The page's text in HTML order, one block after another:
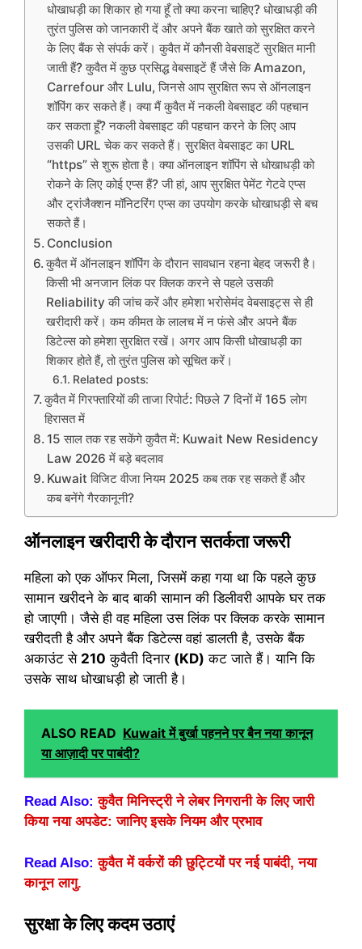
धोखाधड़ी का शिकार हो गया हूँ तो क्या करना चाहिए? धोखाधड़ी की
तुरंत पुलिस को जानकारी दें और अपने बैंक खाते को सुरक्षित करने
के लिए बैंक से संपर्क करें। कुवैत में कौनसी वेबसाइटें सुरक्षित मानी
जाती हैं? कुवैत में कुछ प्रसिद्ध वेबसाइटें हैं जैसे कि Amazon,
Carrefour और Lulu, जिनसे आप सुरक्षित रूप से ऑनलाइन
शॉपिंग कर सकते हैं। क्या मैं कुवैत में नकली वेबसाइट की पहचान
कर सकता हूँ? नकली वेबसाइट की पहचान करने के लिए आप
उसकी URL चेक कर सकते हैं। सुरक्षित वेबसाइट का URL
“https” से शुरू होता है। क्या ऑनलाइन शॉपिंग से धोखाधड़ी को
रोकने के लिए कोई एप्स हैं? जी हां, आप सुरक्षित पेमेंट गेटवे एप्स
और ट्रांजैक्शन मॉनिटरिंग एप्स का उपयोग करके धोखाधड़ी से बच
सकते हैं।
Conclusion
कुवैत में ऑनलाइन शॉपिंग के दौरान सावधान रहना बेहद जरूरी है।
किसी भी अनजान लिंक पर क्लिक करने से पहले उसकी
Reliability की जांच करें और हमेशा भरोसेमंद वेबसाइट्स से ही
खरीदारी करें। कम कीमत के लालच में न फंसे और अपने बैंक
डिटेल्स को हमेशा सुरक्षित रखें। अगर आप किसी धोखाधड़ी का
शिकार होते हैं, तो तुरंत पुलिस को सूचित करें।
Related posts:
कुवैत में गिरफ्तारियों की ताजा रिपोर्ट: पिछले 7 दिनों में 165 लोग
हिरासत में
15 साल तक रह सकेंगे कुवैत में: Kuwait New Residency
Law 2026 में बड़े बदलाव
Kuwait विजिट वीजा नियम 2025 कब तक रह सकते हैं और
कब बनेंगे गैरकानूनी?
ऑनलाइन खरीदारी के दौरान सतर्कता जरूरी
महिला को एक ऑफर मिला, जिसमें कहा गया था कि पहले कुछ
सामान खरीदने के बाद बाकी सामान की डिलीवरी आपके घर तक
हो जाएगी। जैसे ही वह महिला उस लिंक पर क्लिक करके सामान
खरीदती है और अपने बैंक डिटेल्स वहां डालती है, उसके बैंक
अकाउंट से 210 कुवैती दिनार (KD) कट जाते हैं। यानि कि
उसके साथ धोखाधड़ी हो जाती है।
ALSO READ Kuwait में बुर्खा पहनने पर बैन नया कानून
या आज़ादी पर पाबंदी?
Read Also: कुवैत मिनिस्ट्री ने लेबर निगरानी के लिए जारी
किया नया अपडेट: जानिए इसके नियम और प्रभाव
Read Also:कुवैत में वर्करों की छुट्टियों पर नई पाबंदी, नया
कानून लागु.
सुरक्षा के लिए कदम उठाएं